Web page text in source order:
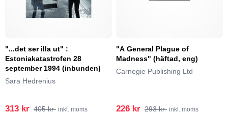
"...det ser illa ut" :
Estoniakatastrofen 28
september 1994 (inbunden)
Sara Hedrenius
313 kr 405 kr inkl. moms
"A General Plague of
Madness" (häftad, eng)
Carnegie Publishing Ltd
226 kr 293 kr inkl. moms